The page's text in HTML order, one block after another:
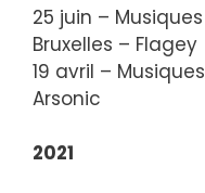
25 juin –
Bruxelles – Flagey
19 avril –
Arsonic
2021